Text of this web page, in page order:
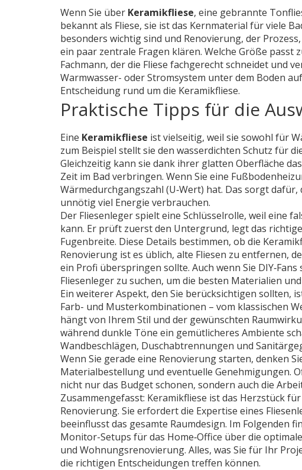
Wenn Sie über Keramikfliese, eine gebrannte
bekannt als Fliese, sie ist das Kernmaterial für viele
besonders wichtig sind und Renovierung, der
ein paar zentrale Fragen klären. Welche Größe passt
Fachmann, der die Fliese fachgerecht schneidet und
Warmwasser- oder Stromsystem unter dem Boden
Entscheidung rund um die Keramikfliese.
Praktische Tipps für die
Eine Keramikfliese ist vielseitig, weil sie sowohl für
zum Beispiel stellt sie den wasserdichten Schutz für
Gleichzeitig kann sie dank ihrer glatten Oberfläche
Zeit im Bad verbringen. Wenn Sie eine
Wärmedurchgangszahl (U‑Wert) hat. Das sorgt
unnötig viel Energie verbrauchen.
Der Fliesenleger spielt eine Schlüsselrolle, weil eine
kann. Er prüft zuerst den Untergrund, legt das
Fugenbreite. Diese Details bestimmen, ob die
Renovierung ist es üblich, alte Fliesen zu entfernen,
ein Profi überspringen sollte. Auch wenn Sie
Fliesenleger zu suchen, um die besten Materialien
Ein weiterer Aspekt, den Sie berücksichtigen sollten,
Farb- und Musterkombinationen – vom klassischen
hängt von Ihrem Stil und der gewünschten
während dunkle Töne ein gemütlicheres Ambiente
Wandbeschlägen, Duschabtrennungen und
Wenn Sie gerade eine Renovierung starten, denken
Materialbestellung und eventuelle Genehmigungen.
nicht nur das Budget schonen, sondern auch die
Zusammengefasst: Keramikfliese ist das Herzstück
Renovierung. Sie erfordert die Expertise eines
beeinflusst das gesamte Raumdesign. Im Folgenden
Monitor-Setups für das Home‑Office über die
und Wohnungsrenovierung. Alles, was Sie für Ihr
die richtigen Entscheidungen treffen können.